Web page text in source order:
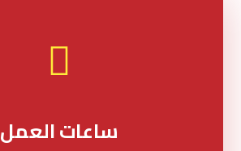
ساعات العمل